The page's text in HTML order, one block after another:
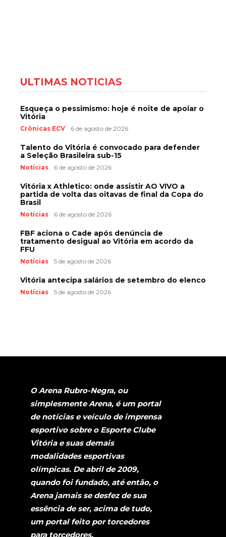
ÚLTIMAS NOTÍCIAS
Esqueça o pessimismo: hoje é noite de apoiar o
Vitória
Crônicas ECV 6 de agosto de 2026
Talento do Vitória é convocado para defender
a Seleção Brasileira sub-15
Notícias 6 de agosto de 2026
Vitória x Athletico: onde assistir AO VIVO a
partida de volta das oitavas de final da Copa do
Brasil
Notícias 6 de agosto de 2026
FBF aciona o Cade após denúncia de
tratamento desigual ao Vitória em acordo da
FFU
Notícias 5 de agosto de 2026
Vitória antecipa salários de setembro do elenco
Notícias 5 de agosto de 2026
O Arena Rubro-Negra, ou
simplesmente Arena, é um portal
de notícias e veículo de imprensa
esportivo sobre o Esporte Clube
Vitória e suas demais
modalidades esportivas
olímpicas. De abril de 2009,
quando foi fundado, até então, o
Arena jamais se desfez de sua
essência de ser, acima de tudo,
um portal feito por torcedores
para torcedores.